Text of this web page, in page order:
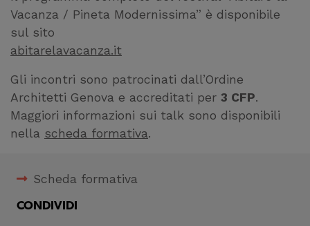
Ci permettono di
raccogliere dati
statistici su di te per
migliorare il servizio
Vacanza / Pineta Modernissima” è disponibile
sul sito
abitarelavacanza.it
Gli incontri sono patrocinati dall’Ordine
Architetti Genova e accreditati per 3 CFP.
Maggiori informazioni sui talk sono disponibili
nella scheda formativa.
Scheda formativa
CONDIVIDI